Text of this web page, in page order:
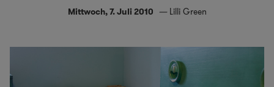
Mittwoch, 7. Juli 2010 Lilli Green